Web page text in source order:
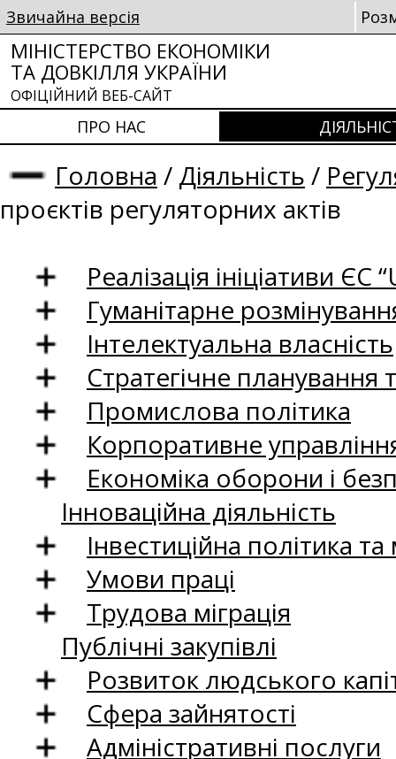
Звичайна версія
МІНІСТЕРСТВО ЕКОНОМІКИ
ТА ДОВКІЛЛЯ УКРАЇНИ
ОФІЦІЙНИЙ ВЕБ-САЙТ
ПРО НАС
Головна / Діяльність /
проєктів регуляторних актів
Реалізація ініціативи ЄС
Гуманітарне
Інтелектуальна власність
Стратегічне
Промислова політика
Корпоративне
Економіка оборони і
Інноваційна діяльність
Інвестиційна політика
Умови праці
Трудова міграція
Публічні закупівлі
Розвиток людського
Сфера зайнятості
Адміністративні послуги